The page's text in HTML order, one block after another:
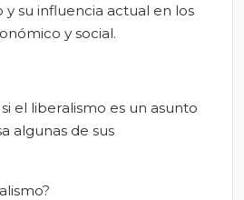
y su influencia actual en los
y social.
el liberalismo es un asunto
algunas de sus